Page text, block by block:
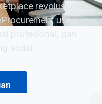
revolusioner
untuk